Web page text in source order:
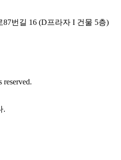
번길 16 (D프라자 I 건물 5층)
.